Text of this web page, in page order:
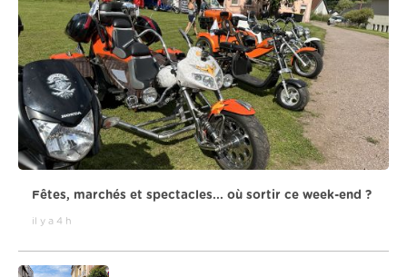
Fêtes, marchés et spectacles... où sortir ce week-end ?
il y a 4 h